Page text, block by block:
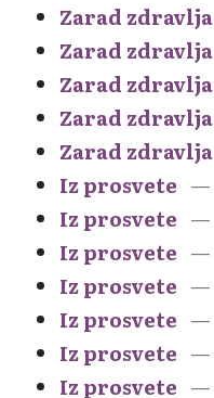
Zarad zdravlja
Zarad zdravlja
Zarad zdravlja
Zarad zdravlja
Zarad zdravlja
Iz prosvete
Iz prosvete
Iz prosvete
Iz prosvete
Iz prosvete
Iz prosvete
Iz prosvete